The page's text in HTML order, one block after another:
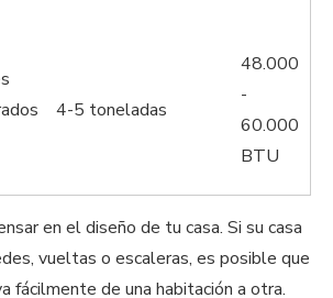
4-5 toneladas
48.000
-
60.000
BTU
en el diseño de tu casa. Si su casa
vueltas o escaleras, es posible que
fácilmente de una habitación a otra.